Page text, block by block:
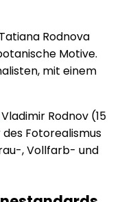
Tatiana Rodnova
Motive.
mit einem
Vladimir Rodnov (15
Fotorealismus
, Vollfarb- und